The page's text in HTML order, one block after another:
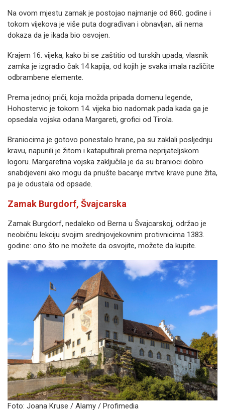
Na ovom mjestu zamak je postojao najmanje od 860. godine i
tokom vijekova je više puta dograđivan i obnavljan, ali nema
dokaza da je ikada bio osvojen.
Krajem 16. vijeka, kako bi se zaštitio od turskih upada, vlasnik
zamka je izgradio čak 14 kapija, od kojih je svaka imala različite
odbrambene elemente.
Prema jednoj priči, koja možda pripada domenu legende,
Hohostervic je tokom 14. vijeka bio nadomak pada kada ga je
opsedala vojska odana Margareti, grofici od Tirola.
Braniocima je gotovo ponestalo hrane, pa su zaklali posljednju
kravu, napunili je žitom i katapultirali prema neprijateljskom
logoru. Margaretina vojska zaključila je da su branioci dobro
snabdjeveni ako mogu da priušte bacanje mrtve krave pune žita,
pa je odustala od opsade.
Zamak Burgdorf, Švajcarska
Zamak Burgdorf, nedaleko od Berna u Švajcarskoj, održao je
neobičnu lekciju svojim srednjovjekovnim protivnicima 1383.
godine: ono što ne možete da osvojite, možete da kupite.
Foto: Joana Kruse / Alamy / Profimedia